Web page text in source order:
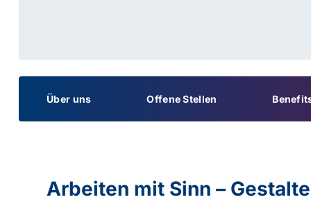
Über uns Offene Stellen
Arbeiten mit Sinn –